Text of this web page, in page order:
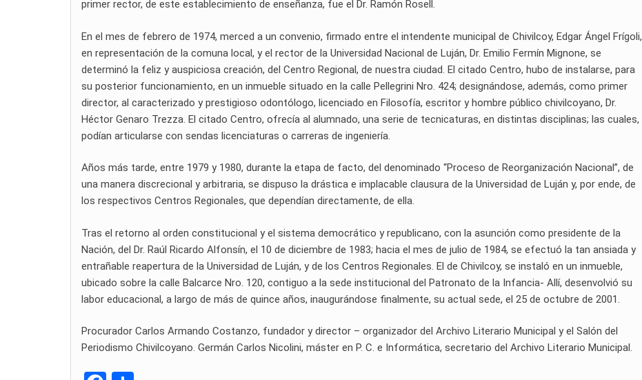
primer rector, de este establecimiento de enseñanza, fue el Dr. Ramón Rosell.
En el mes de febrero de 1974, merced a un convenio, firmado entre el intendente municipal de Chivilcoy, Edgar Ángel Frígoli,
en representación de la comuna local, y el rector de la Universidad Nacional de Luján, Dr. Emilio Fermín Mignone, se
determinó la feliz y auspiciosa creación, del Centro Regional, de nuestra ciudad. El citado Centro, hubo de instalarse, para
su posterior funcionamiento, en un inmueble situado en la calle Pellegrini Nro. 424; designándose, además, como primer
director, al caracterizado y prestigioso odontólogo, licenciado en Filosofía, escritor y hombre público chivilcoyano, Dr.
Héctor Genaro Trezza. El citado Centro, ofrecía al alumnado, una serie de tecnicaturas, en distintas disciplinas; las cuales,
podían articularse con sendas licenciaturas o carreras de ingeniería.
Años más tarde, entre 1979 y 1980, durante la etapa de facto, del denominado “Proceso de Reorganización Nacional”, de
una manera discrecional y arbitraria, se dispuso la drástica e implacable clausura de la Universidad de Luján y, por ende, de
los respectivos Centros Regionales, que dependían directamente, de ella.
Tras el retorno al orden constitucional y el sistema democrático y republicano, con la asunción como presidente de la
Nación, del Dr. Raúl Ricardo Alfonsín, el 10 de diciembre de 1983; hacia el mes de julio de 1984, se efectuó la tan ansiada y
entrañable reapertura de la Universidad de Luján, y de los Centros Regionales. El de Chivilcoy, se instaló en un inmueble,
ubicado sobre la calle Balcarce Nro. 120, contiguo a la sede institucional del Patronato de la Infancia- Allí, desenvolvió su
labor educacional, a largo de más de quince años, inaugurándose finalmente, su actual sede, el 25 de octubre de 2001.
Procurador Carlos Armando Costanzo, fundador y director – organizador del Archivo Literario Municipal y el Salón del
Periodismo Chivilcoyano. Germán Carlos Nicolini, máster en P. C. e Informática, secretario del Archivo Literario Municipal.